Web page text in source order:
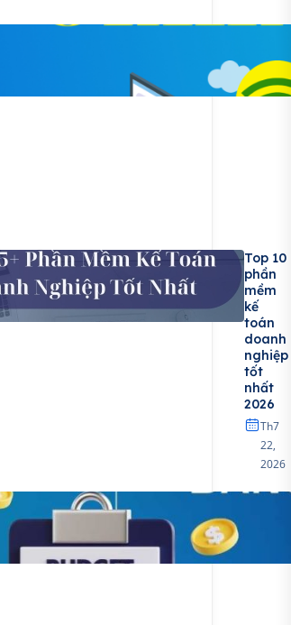
Top 10
phần
mềm
kế
toán
doanh
nghiệp
tốt
nhất
2026
Th7
22,
2026